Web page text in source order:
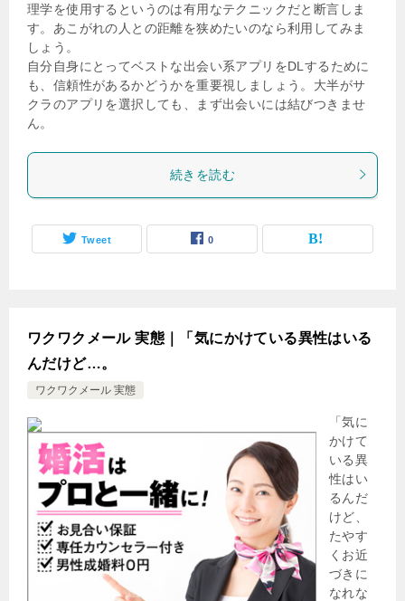
理学を使用するというのは有用なテクニックだと断言しま
す。あこがれの人との距離を狭めたいのなら利用してみま
しょう。
自分自身にとってベストな出会い系アプリをDLするために
も、信頼性があるかどうかを重要視しましょう。大半がサ
クラのアプリを選択しても、まず出会いには結びつきませ
ん。
続きを読む
Tweet 0
ワクワクメール 実態｜「気にかけている異性はいる
んだけど…。
ワクワクメール 実態
「気に
かけて
いる異
性はい
るんだ
けど、
たやす
くお近
づきに
なれな